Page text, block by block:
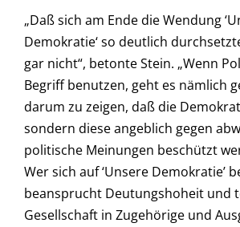
„Daß sich am Ende die Wendung
Demokratie‘ so deutlich
gar nicht“, betonte Stein. „Wenn
Begriff benutzen, geht es nämlich
darum zu zeigen, daß die
sondern diese angeblich gegen
politische Meinungen beschützt
Wer sich auf ‘Unsere Demokratie’
beansprucht Deutungshoheit und
Gesellschaft in Zugehörige und